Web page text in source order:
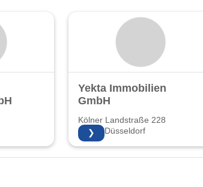
Yekta Immobilien
GmbH
Kölner Landstraße 228
40591 Düsseldorf
❯